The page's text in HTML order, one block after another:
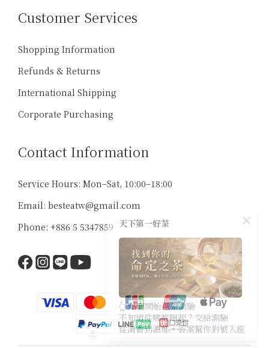
Customer Services
Shopping Information
Refunds & Returns
International Shipping
Corporate Purchasing
Contact Information
Service Hours: Mon–Sat, 10:00–18:00
Email: besteatw@gmail.com
Phone: +886 5 5347859 天下第一好茶
👆 點圖開始選茶測驗
不知道從哪款喝起？交給測驗
從清香到濃郁，答案幫你對號入座